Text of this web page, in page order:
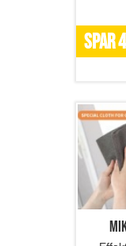
SPAR